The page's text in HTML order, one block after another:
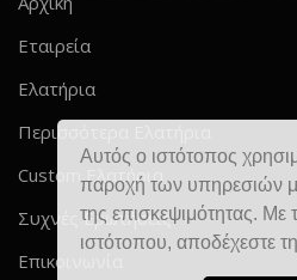
Αυτός ο ιστότοπος
παροχή των υπηρεσιών
της επισκεψιμότητας. Με
ιστότοπου, αποδέχεστε
Εταιρεία
Ελατήρια
Περισσότερα Ελατήρια
Custom Ελατήρια
Συχνές Ερωτήσεις
Επικοινωνία